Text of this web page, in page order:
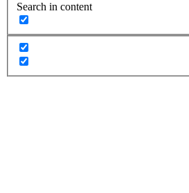
Search in content